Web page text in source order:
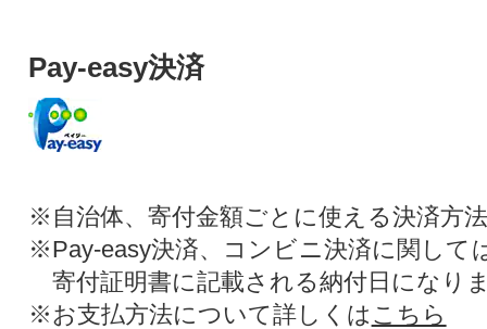
Pay-easy決済
※自治体、寄付金額ごとに使える決済方
※Pay-easy決済、コンビニ決済に関して
寄付証明書に記載される納付日になり
※お支払方法について詳しくは こちら